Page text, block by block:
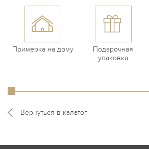
Примерка на дому
Подарочная
упаковка
Вернуться в калатог